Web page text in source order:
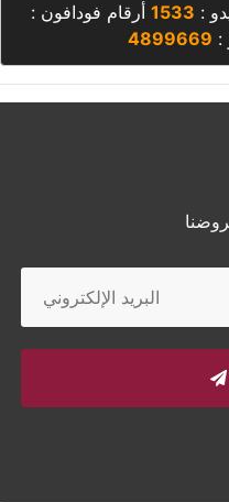
:
1533 أرقام فودافون :
:
4899669